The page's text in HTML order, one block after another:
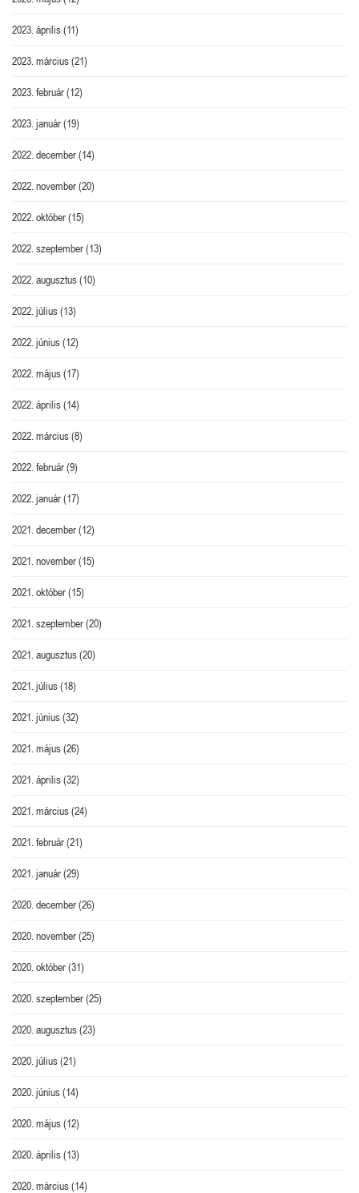
2023. április(11)
2023. március(21)
2023. február(12)
2023. január(19)
2022. december(14)
2022. november(20)
2022. október(15)
2022. szeptember(13)
2022. augusztus(10)
2022. július(13)
2022. június(12)
2022. május(17)
2022. április(14)
2022. március(8)
2022. február(9)
2022. január(17)
2021. december(12)
2021. november(15)
2021. október(15)
2021. szeptember(20)
2021. augusztus(20)
2021. július(18)
2021. június(32)
2021. május(26)
2021. április(32)
2021. március(24)
2021. február(21)
2021. január(29)
2020. december(26)
2020. november(25)
2020. október(31)
2020. szeptember(25)
2020. augusztus(23)
2020. július(21)
2020. június(14)
2020. május(12)
2020. április(13)
2020. március(14)